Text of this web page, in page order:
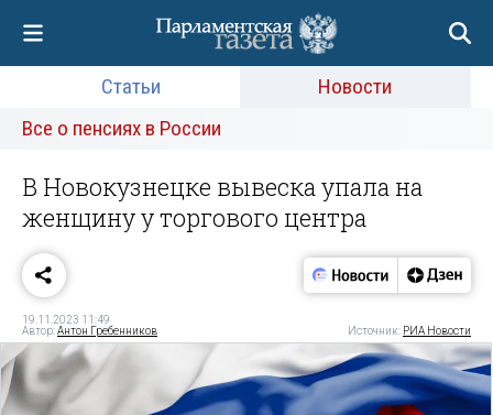
Статьи
Новости
Все о пенсиях в России
В Новокузнецке вывеска упала на
женщину у торгового центра
19.11.2023 11:49
Автор:Антон Гребенников Источник: РИА Новости